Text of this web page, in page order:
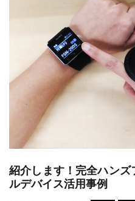
紹介します！完全ハン
ルデバイス活用事例